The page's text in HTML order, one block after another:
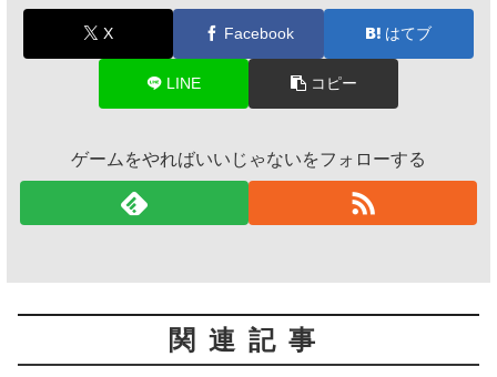
X Facebook はてブ
LINE コピー
ゲームをやればいいじゃないをフォローする
関連記事